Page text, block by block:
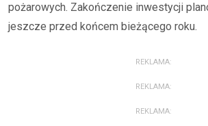
pożarowych. Zakończenie inwestycji
jeszcze przed końcem bieżącego roku.
REKLAMA:
REKLAMA:
REKLAMA: